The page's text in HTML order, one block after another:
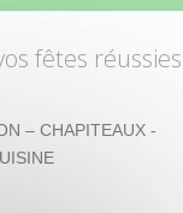
fêtes réussies
– CHAPITEAUX -